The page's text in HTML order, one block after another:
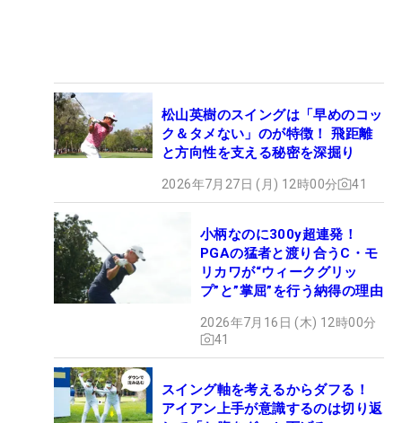
松山英樹のスイングは「早めのコッ
ク＆タメない」のが特徴！ 飛距離
と方向性を支える秘密を深掘り
2026年7月27日 (月) 12時00分 41
小柄なのに300y超連発！
PGAの猛者と渡り合うC・モ
リカワが“ウィークグリッ
プ”と”掌屈”を行う納得の理由
2026年7月16日 (木) 12時00分
41
スイング軸を考えるからダフる！
アイアン上手が意識するのは切り返